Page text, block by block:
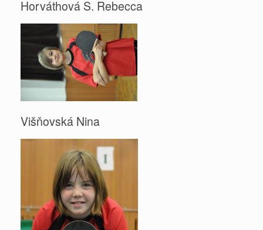
Horváthová S. Rebecca
Višňovská Nina